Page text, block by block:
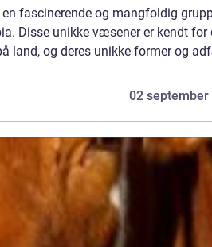
fascinerende og mangfoldig
Disse unikke væsener er kendt for
land, og deres unikke former og
02 september